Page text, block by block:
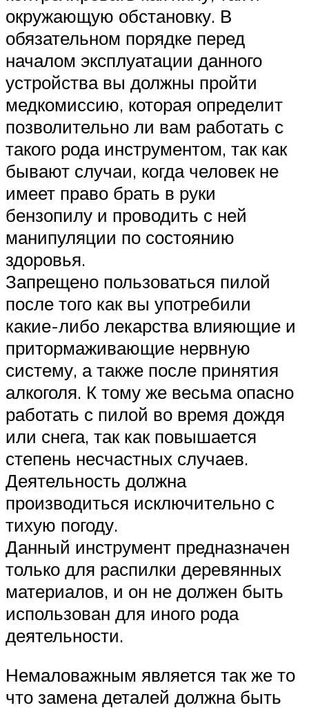
окружающую обстановку. В
обязательном порядке перед
началом эксплуатации данного
устройства вы должны пройти
медкомиссию, которая определит
позволительно ли вам работать с
такого рода инструментом, так как
бывают случаи, когда человек не
имеет право брать в руки
бензопилу и проводить с ней
манипуляции по состоянию
здоровья.
Запрещено пользоваться пилой
после того как вы употребили
какие-либо лекарства влияющие и
притормаживающие нервную
систему, а также после принятия
алкоголя. К тому же весьма опасно
работать с пилой во время дождя
или снега, так как повышается
степень несчастных случаев.
Деятельность должна
производиться исключительно с
тихую погоду.
Данный инструмент предназначен
только для распилки деревянных
материалов, и он не должен быть
использован для иного рода
деятельности.
Немаловажным является так же то
что замена деталей должна быть